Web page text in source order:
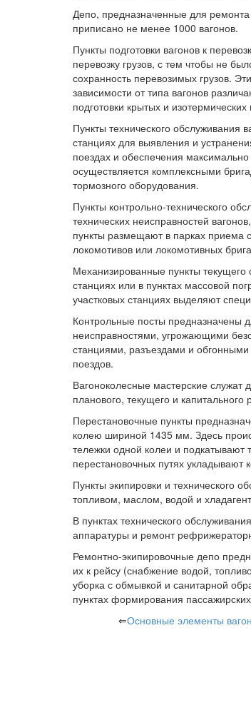
Депо, предназначенные для
приписано не менее 1000 вагонов.
Пункты подготовки вагонов к
перевозку грузов, с тем чтобы не
сохранность перевозимых грузов.
зависимости от типа вагонов
подготовки крытых и
Пункты технического обслуживания
станциях для выявления и
поездах и обеспечения
осуществляется комплексными
тормозного оборудования.
Пункты контрольно-технического
технических неисправностей
пункты размещают в парках приема
локомотивов или локомотивных
Механизированные пункты
станциях или в пунктах массовой
участковых станциях выделяют
Контрольные посты предназначены
неисправностями, угрожающими
станциями, разъездами и
поездов.
Вагоноколесные мастерские
планового, текущего и капитального
Перестановочные пункты
колею шириной 1435 мм. Здесь
тележки одной колеи и подкатывают
перестановочных путях
Пункты экипировки и технического
топливом, маслом, водой и
В пунктах технического
аппаратуры и ремонт
Ремонтно-экипировочные депо
их к рейсу (снабжение водой,
уборка с обмывкой и санитарной
пунктах формирования
⇐Основные элементы